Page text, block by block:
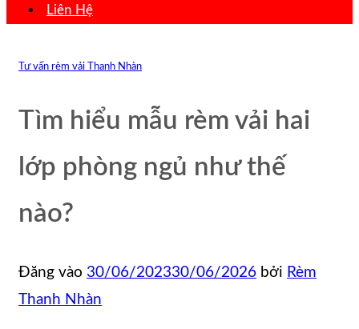
Liên Hệ
Tư vấn rèm vải Thanh Nhàn
Tìm hiểu mẫu rèm vải hai
lớp phòng ngủ như thế
nào?
Đăng vào 30/06/202330/06/2026 bởi Rèm
Thanh Nhàn